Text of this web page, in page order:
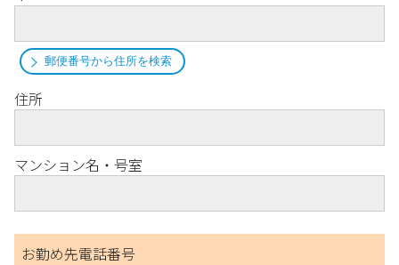
郵便番号から住所を検索
住所
マンション名・号室
お勤め先電話番号